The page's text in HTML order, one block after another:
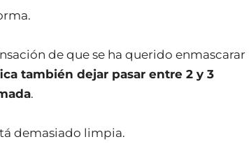
de que se ha querido enmascarar
también dejar pasar entre 2 y 3
.
demasiado limpia.